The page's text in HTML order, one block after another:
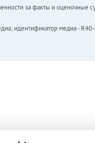
за факты и оценочные
идентификатор медиа -